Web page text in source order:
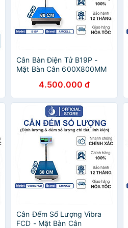
Cân Bàn Điện Tử B19P -
Mặt Bàn Cân 600X800MM
4.500.000 đ
Cân Đếm Số Lượng Vibra
FCD - Mặt Bàn Cân